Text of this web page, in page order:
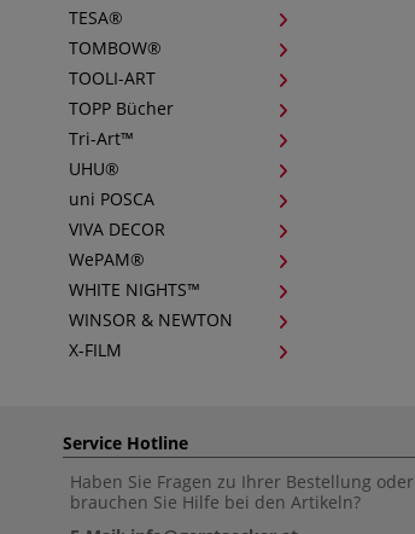
TESA®
TOMBOW®
TOOLI-ART
TOPP Bücher
Tri-Art™
UHU®
uni POSCA
VIVA DECOR
WePAM®
WHITE NIGHTS™
WINSOR & NEWTON
X-FILM
Service Hotline
Haben Sie Fragen zu Ihrer Bestellung oder
brauchen Sie Hilfe bei den Artikeln?